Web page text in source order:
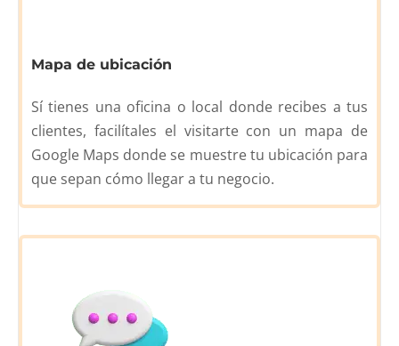
Mapa de ubicación
Sí tienes una oficina o local donde recibes a tus
clientes, facilítales el visitarte con un mapa de
Google Maps donde se muestre tu ubicación para
que sepan cómo llegar a tu negocio.